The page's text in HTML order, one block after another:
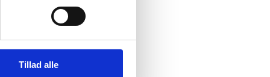
Tillad alle